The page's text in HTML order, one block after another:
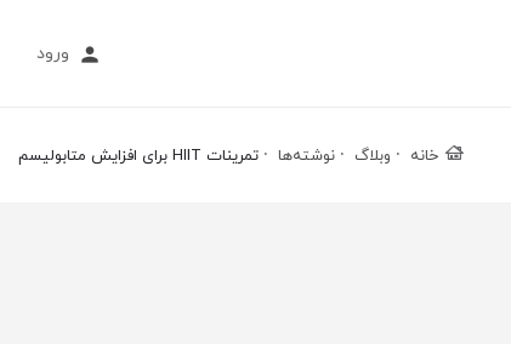
ورود
خانه وبلاگ نوشته‌ها تمرینات HIIT برای افزایش متابولیسم